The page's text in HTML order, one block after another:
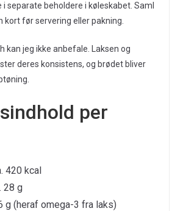
i separate beholdere i køleskabet. Saml
kort før servering eller pakning.
kan jeg ikke anbefale. Laksen og
deres konsistens, og brødet bliver
per
420 kcal
28 g
g (heraf omega-3 fra laks)